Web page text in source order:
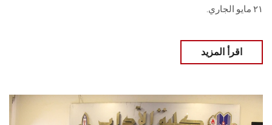
٢١ مايو الجاري.
اقرأ المزيد